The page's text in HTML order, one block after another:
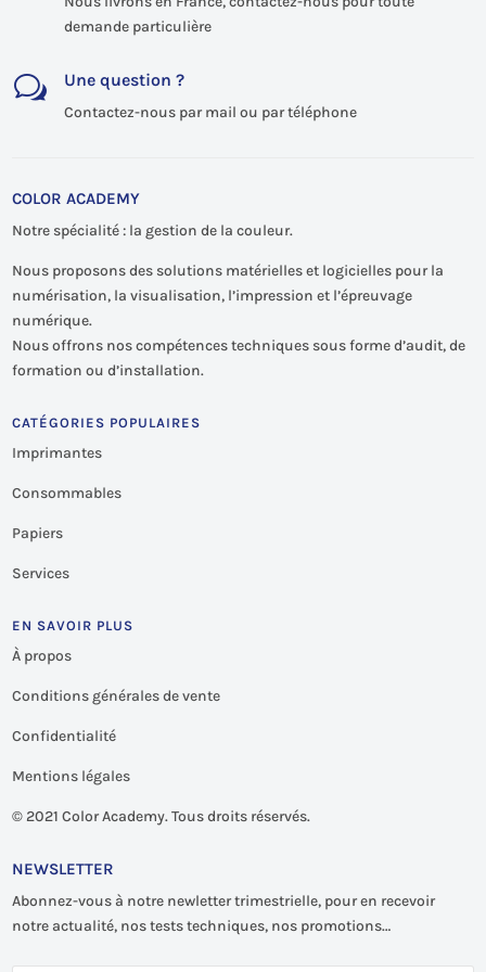
demande particulière
w Une question ?
Contactez-nous par mail ou par téléphone
COLOR ACADEMY
Notre spécialité : la gestion de la couleur.
Nous proposons des solutions matérielles et logicielles pour la
numérisation, la visualisation, l’impression et l’épreuvage
numérique.
Nous offrons nos compétences techniques sous forme d’audit, de
formation ou d’installation.
CATÉGORIES POPULAIRES
Imprimantes
Consommables
Papiers
Services
EN SAVOIR PLUS
À propos
Conditions générales de vente
Confidentialité
Mentions légales
© 2021 Color Academy. Tous droits réservés.
NEWSLETTER
Abonnez-vous à notre newletter trimestrielle, pour en recevoir
notre actualité, nos tests techniques, nos promotions…